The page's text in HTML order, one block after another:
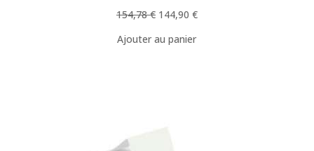
154,78€ Le
initial
144,90 €Le
Ajouter au panier